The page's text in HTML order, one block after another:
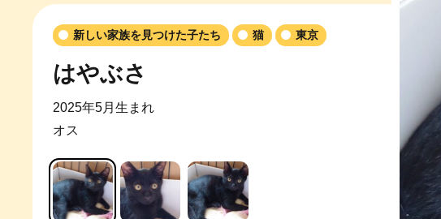
新しい家族を見つけた子たち 猫 東京
はやぶさ
2025年5月生まれ
オス